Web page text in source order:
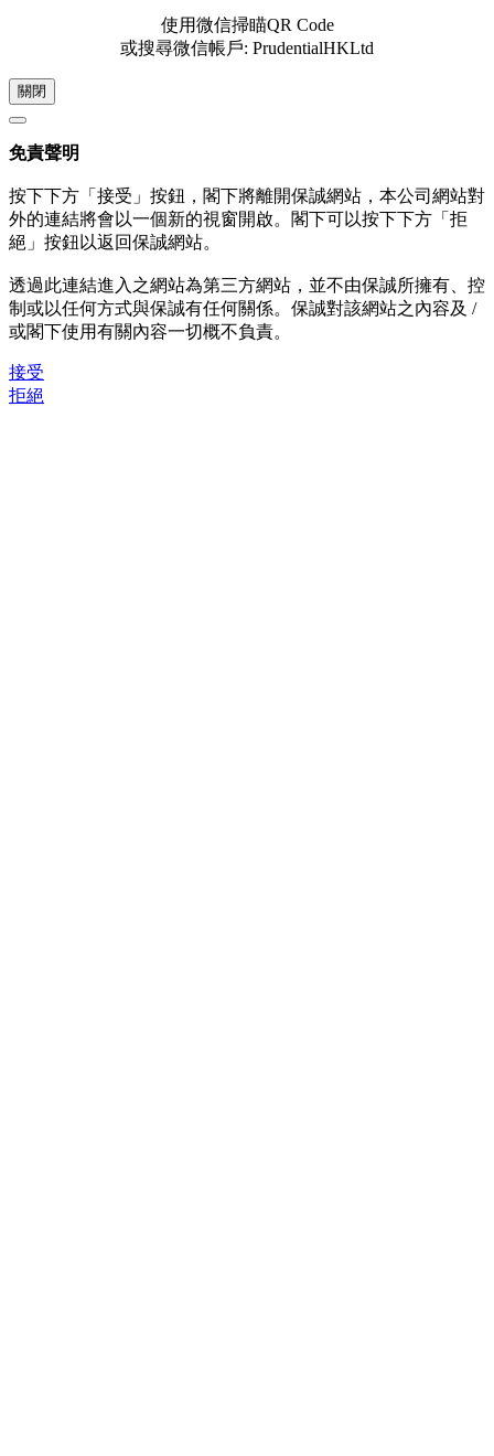
使用微信掃瞄QR Code
或搜尋微信帳戶: PrudentialHKLtd
關閉
免責聲明
按下下方「接受」按鈕，閣下將離開保誠網站，本公司網站對
外的連結將會以一個新的視窗開啟。閣下可以按下下方「拒
絕」按鈕以返回保誠網站。
透過此連結進入之網站為第三方網站，並不由保誠所擁有、控
制或以任何方式與保誠有任何關係。保誠對該網站之內容及 /
或閣下使用有關內容一切概不負責。
接受
拒絕